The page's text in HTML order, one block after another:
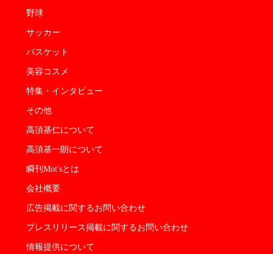
野球
サッカー
バスケット
美容コスメ
特集・インタビュー
その他
高須基仁について
高須基一朗について
瞬刊Mot'sとは
会社概要
広告掲載に関するお問い合わせ
プレスリリース掲載に関するお問い合わせ
情報提供について